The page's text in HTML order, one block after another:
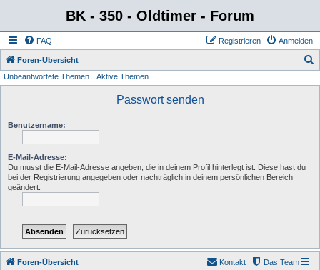
BK - 350 - Oldtimer - Forum
FAQ Anmelden
Registrieren
Foren-Übersicht
Unbeantwortete Themen Aktive Themen
Passwort senden
Benutzername:
E-Mail-Adresse:
Du musst die E-Mail-Adresse angeben, die in deinem Profil hinterlegt ist. Diese hast du
bei der Registrierung angegeben oder nachträglich in deinem persönlichen Bereich
geändert.
Foren-Übersicht Das Team
Kontakt